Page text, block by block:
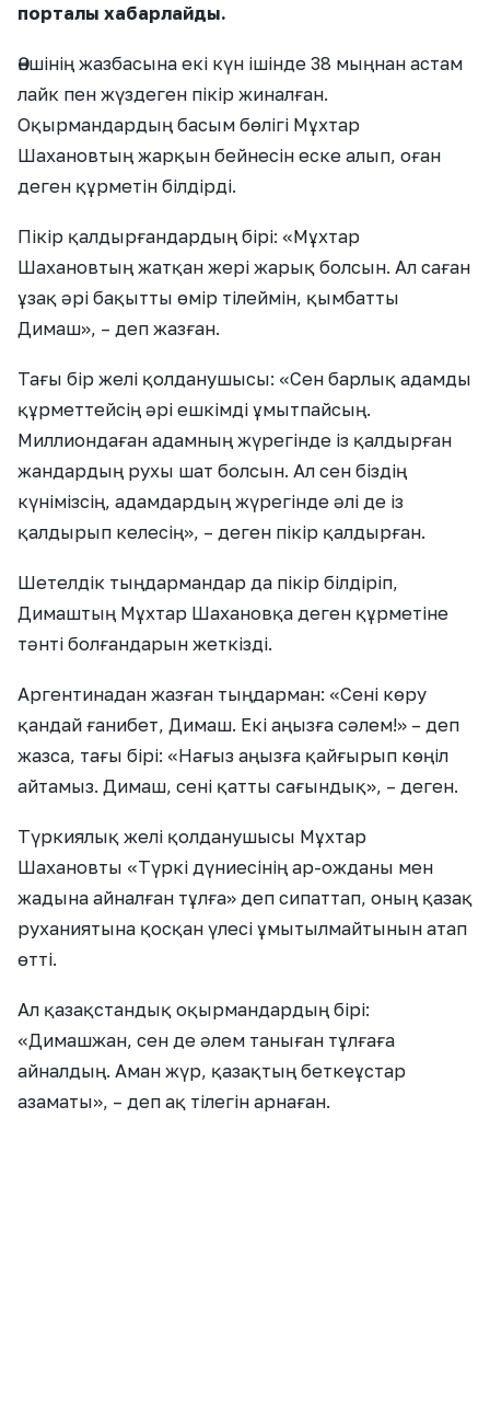
порталы хабарлайды.
Әншінің жазбасына екі күн ішінде 38 мыңнан астам
лайк пен жүздеген пікір жиналған.
Оқырмандардың басым бөлігі Мұхтар
Шахановтың жарқын бейнесін еске алып, оған
деген құрметін білдірді.
Пікір қалдырғандардың бірі: «Мұхтар
Шахановтың жатқан жері жарық болсын. Ал саған
ұзақ әрі бақытты өмір тілеймін, қымбатты
Димаш», – деп жазған.
Тағы бір желі қолданушысы: «Сен барлық адамды
құрметтейсің әрі ешкімді ұмытпайсың.
Миллиондаған адамның жүрегінде із қалдырған
жандардың рухы шат болсын. Ал сен біздің
күнімізсің, адамдардың жүрегінде әлі де із
қалдырып келесің», – деген пікір қалдырған.
Шетелдік тыңдармандар да пікір білдіріп,
Димаштың Мұхтар Шахановқа деген құрметіне
тәнті болғандарын жеткізді.
Аргентинадан жазған тыңдарман: «Сені көру
қандай ғанибет, Димаш. Екі аңызға сәлем!» – деп
жазса, тағы бірі: «Нағыз аңызға қайғырып көңіл
айтамыз. Димаш, сені қатты сағындық», – деген.
Түркиялық желі қолданушысы Мұхтар
Шахановты «Түркі дүниесінің ар-ожданы мен
жадына айналған тұлға» деп сипаттап, оның қазақ
руханиятына қосқан үлесі ұмытылмайтынын атап
өтті.
Ал қазақстандық оқырмандардың бірі:
«Димашжан, сен де әлем таныған тұлғаға
айналдың. Аман жүр, қазақтың беткеұстар
азаматы», – деп ақ тілегін арнаған.